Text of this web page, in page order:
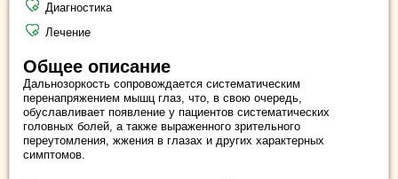
Диагностика
Лечение
Общее описание
Дальнозоркость сопровождается систематическим
перенапряжением мышц глаз, что, в свою очередь,
обуславливает появление у пациентов систематических
головных болей, а также выраженного зрительного
переутомления, жжения в глазах и других характерных
симптомов.